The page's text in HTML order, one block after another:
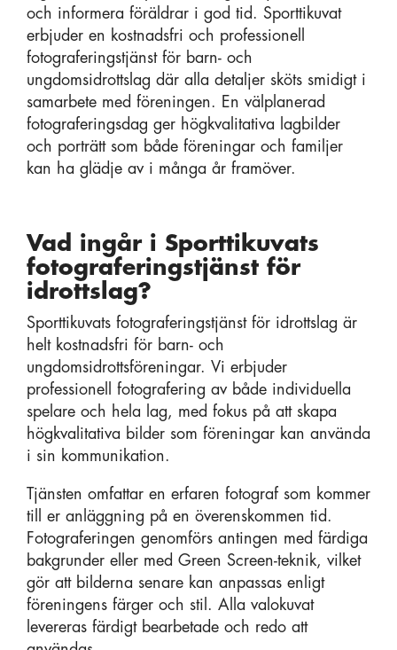
och informera föräldrar i god tid. Sporttikuvat
erbjuder en kostnadsfri och professionell
fotograferingstjänst för barn- och
ungdomsidrottslag där alla detaljer sköts smidigt i
samarbete med föreningen. En välplanerad
fotograferingsdag ger högkvalitativa lagbilder
och porträtt som både föreningar och familjer
kan ha glädje av i många år framöver.
Vad ingår i Sporttikuvats
fotograferingstjänst för
idrottslag?
Sporttikuvats fotograferingstjänst för idrottslag är
helt kostnadsfri för barn- och
ungdomsidrottsföreningar. Vi erbjuder
professionell fotografering av både individuella
spelare och hela lag, med fokus på att skapa
högkvalitativa bilder som föreningar kan använda
i sin kommunikation.
Tjänsten omfattar en erfaren fotograf som kommer
till er anläggning på en överenskommen tid.
Fotograferingen genomförs antingen med färdiga
bakgrunder eller med Green Screen-teknik, vilket
gör att bilderna senare kan anpassas enligt
föreningens färger och stil. Alla valokuvat
levereras färdigt bearbetade och redo att